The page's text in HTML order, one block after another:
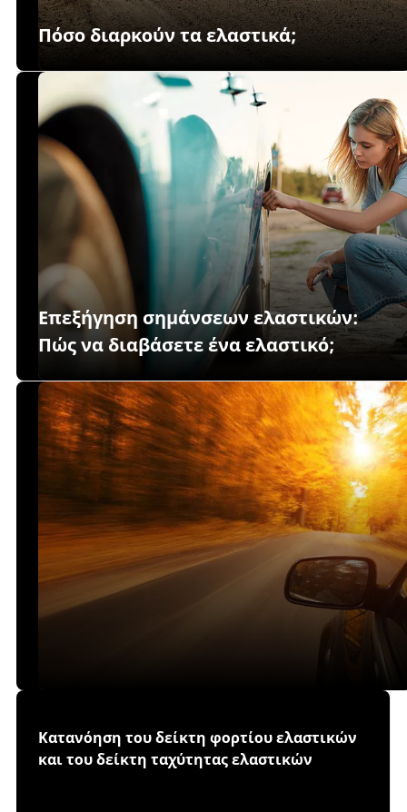
Πόσο διαρκούν τα ελαστικά;
Επεξήγηση σημάνσεων ελαστικών:
Πώς να διαβάσετε ένα ελαστικό;
Κατανόηση του δείκτη φορτίου ελαστικών
και του δείκτη ταχύτητας ελαστικών